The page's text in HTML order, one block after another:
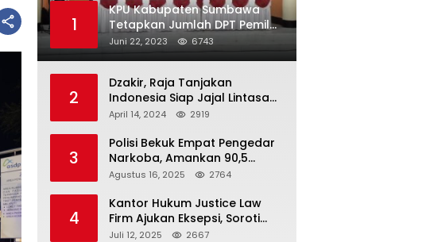
1
KPU Kabupaten Sumbawa
Tetapkan Jumlah DPT Pemilu
2024 Sebanyak 367.987
Pemilih
Juni 22, 2023 6743
2
Dzakir, Raja Tanjakan
Indonesia Siap Jajal Lintasan
Seloto Bersama DR Zul,
April 14, 2024 2919
3
Polisi Bekuk Empat Pengedar
Narkoba, Amankan 90,5
Gram Sabu dari Dalam Mobil
Agustus 16, 2025 2764
4
Kantor Hukum Justice Law
Firm Ajukan Eksepsi, Soroti
Peran BNI dalam Kasus KUR
Juli 12, 2025 2667